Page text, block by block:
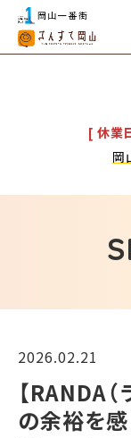
[ 休業
岡
2026.02.21
【RANDA
の余裕を